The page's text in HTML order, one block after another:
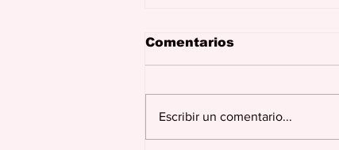
Comentarios
Escribir un comentario...